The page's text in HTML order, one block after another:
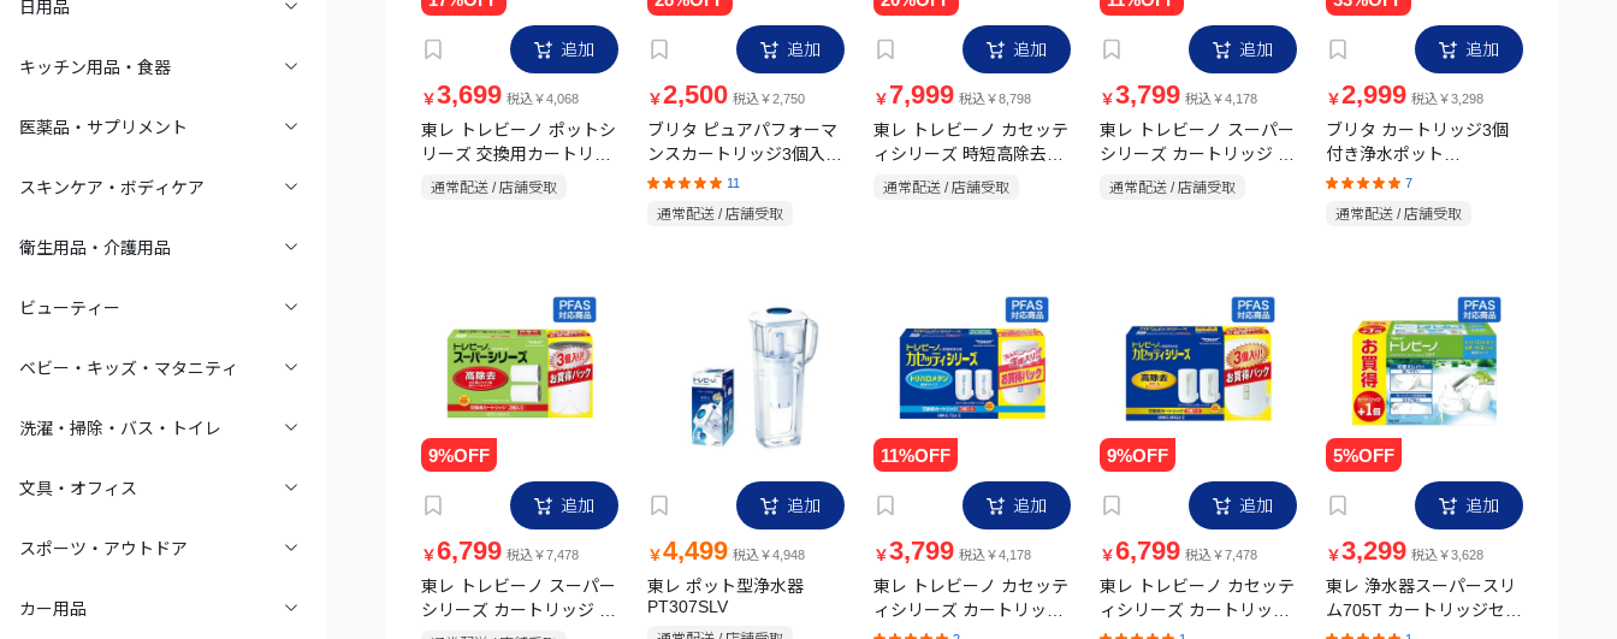
日用品
キッチン用品・食器
医薬品・サプリメント
スキンケア・ボディケア
衛生用品・介護用品
ビューティー
ベビー・キッズ・マタニティ
洗濯・掃除・バス・トイレ
文具・オフィス
スポーツ・アウトドア
カー用品
追加
￥3,699 税込￥4,068
東レ トレビーノ ポットシ
リーズ 交換用カートリッ
ジ PTC.SV2J-Z 2本＋1本
通常配送 / 店舗受取
追加
￥2,500 税込￥2,750
ブリタ ピュアパフォーマ
ンスカートリッジ3個入り
KBMPCZ3
11
通常配送 / 店舗受取
追加
￥ 7,999 税込￥8,798
東レ トレビーノ カセッテ
ィシリーズ 時短高除去カ
ートリッジ2＋1P
通常配送 / 店舗受取
追加
￥3,799 税込￥4,178
東レ トレビーノ スーパー
シリーズ カートリッジ ト
リハロメタンタイプ 3P
STC.T2J-Z
通常配送 / 店舗受取
追加
￥2,999 税込￥3,298
ブリタ カートリッジ3個
付き浄水ポット
KBMLCW3M
7
通常配送 / 店舗受取
追加
￥6,799 税込￥7,478
東レ トレビーノ スーパー
シリーズ カートリッジ 高
除去タイプ 3P STC.V2J-
追加
￥4,499 税込￥4,948
東レ ポット型浄水器
PT307SLV
追加
￥3,799 税込￥4,178
東レ トレビーノ カセッテ
ィシリーズ カートリッジ
トリハロメタン除去タイ
追加
￥6,799 税込￥7,478
東レ トレビーノ カセッテ
ィシリーズ カートリッジ
高除去タイプ 3P
追加
￥3,299 税込￥3,628
東レ 浄水器スーパースリ
ム705T カートリッジセッ
ト SX705T-TSET